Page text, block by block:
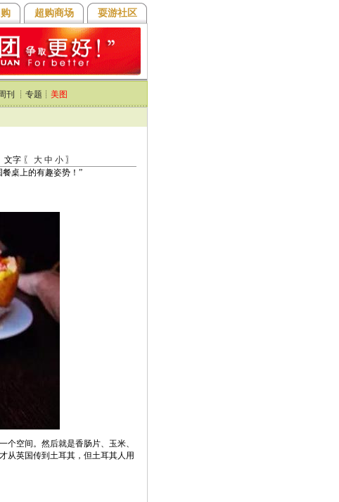
超购商场 耍游社区
刊 ┊ 专题 ┊ 美图
文字 〖 大 中 小〗
桌上的有趣姿势！”
空间。然后就是香肠片、玉米、
从英国传到土耳其，但土耳其人用